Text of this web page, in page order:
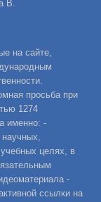
В.
на сайте,
просьба при
1274
именно: -
целях, в
-
ссылки на